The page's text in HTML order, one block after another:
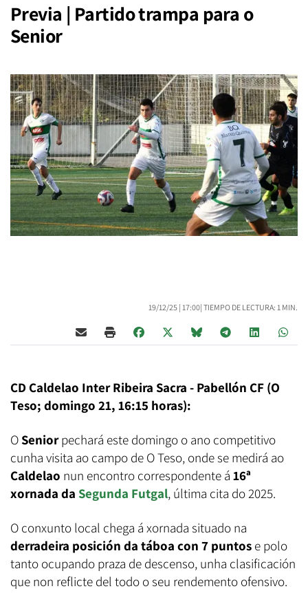
Previa | Partido trampa para o
Senior
19/12/25 | 17:00| TIEMPO DE LECTURA: 1 MIN.
CD Caldelao Inter Ribeira Sacra - Pabellón CF (O
Teso; domingo 21, 16:15 horas):
OSeniorpechará este domingo o ano competitivo
cunha visita ao campo de O Teso, onde se medirá ao
Caldelao nun encontro correspondente á 16ª
xornada da Segunda Futgal, última cita do 2025.
O conxunto local chega á xornada situado na
derradeira posición da táboa con 7 puntos e polo
tanto ocupando praza de descenso, unha clasificación
que non reflicte del todo o seu rendemento ofensivo.